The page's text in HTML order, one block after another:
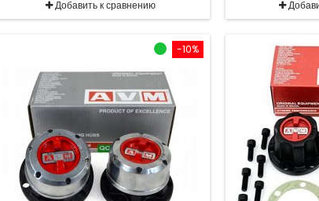
Добавить к сравнению
-10%